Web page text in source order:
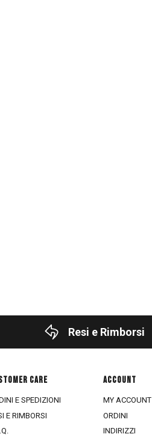
Resi e Rimborsi
CARE
E SPEDIZIONI
E RIMBORSI
ACCOUNT
MY ACCOUNT
ORDINI
INDIRIZZI